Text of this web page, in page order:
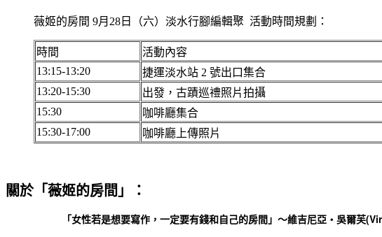
薇姬的房間 9月28日（六）淡水行腳編輯聚 活動時間規劃：
時間
活動內容
13:15-13:20
捷運淡水站 2 號出口集合
13:20-15:30
出發，古蹟巡禮照片拍攝
15:30
咖啡廳集合
15:30-17:00
咖啡廳上傳照片
關於「薇姬的房間」：
「女性若是想要寫作，一定要有錢和自己的房間」 ～維吉尼亞・吳爾芙